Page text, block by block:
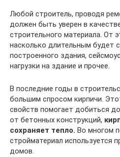
Любой строитель, проводя
должен быть уверен в
строительного материала. От
насколько длительным будет
построенного здания,
нагрузки на здание и прочее.
В последние годы в
большим спросом кирпичи.
свойств помогает добиться
от бетонных конструкций,
сохраняет тепло. Во многом
стройматериал используется
домов.